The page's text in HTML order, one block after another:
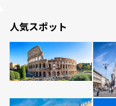
人気スポット